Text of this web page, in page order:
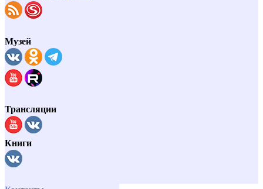
Музей
Трансляции
Книги